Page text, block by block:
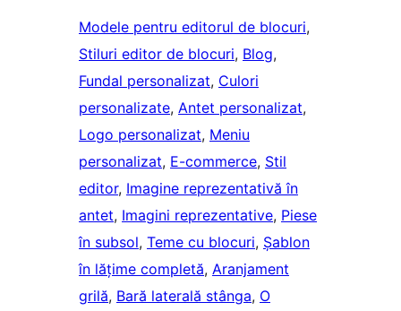
Modele pentru editorul de blocuri
Stiluri editor de blocuri, Blog
Fundal personalizat, Culori
personalizate, Antet personalizat
Logo personalizat, Meniu
personalizat, E-commerce, Stil
editor, Imagine reprezentativă în
antet, Imagini reprezentative, Piese
în subsol, Teme cu blocuri, Șablon
în lățime completă, Aranjament
grilă, Bară laterală stânga, O